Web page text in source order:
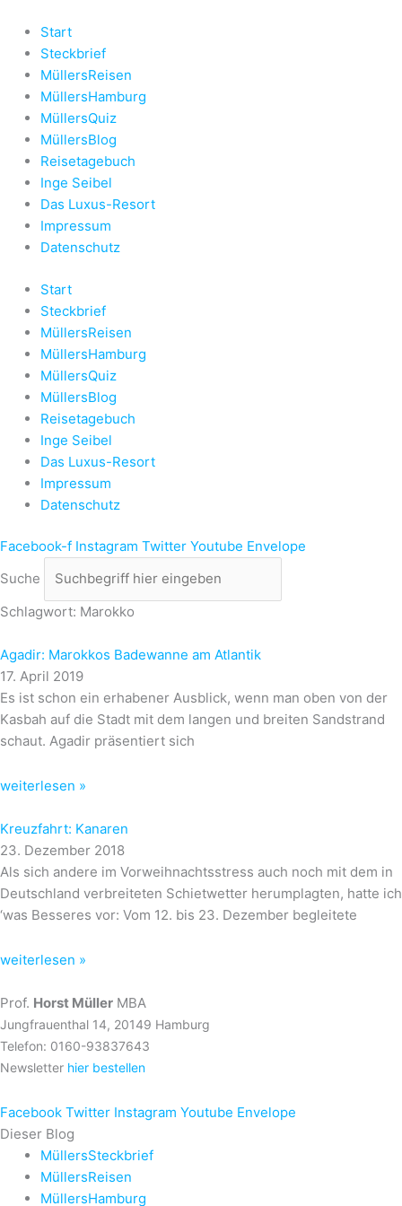
Inhalt
springen
Start
Steckbrief
MüllersReisen
MüllersHamburg
MüllersQuiz
MüllersBlog
Reisetagebuch
Inge Seibel
Das Luxus-Resort
Impressum
Datenschutz
Start
Steckbrief
MüllersReisen
MüllersHamburg
MüllersQuiz
MüllersBlog
Reisetagebuch
Inge Seibel
Das Luxus-Resort
Impressum
Datenschutz
Facebook-f Instagram Twitter Youtube Envelope
Suche
Schlagwort: Marokko
Agadir: Marokkos Badewanne am Atlantik
17. April 2019
Es ist schon ein erhabener Ausblick, wenn man oben von der
Kasbah auf die Stadt mit dem langen und breiten Sandstrand
schaut. Agadir präsentiert sich
weiterlesen »
Kreuzfahrt: Kanaren
23. Dezember 2018
Als sich andere im Vorweihnachtsstress auch noch mit dem in
Deutschland verbreiteten Schietwetter herumplagten, hatte ich
‘was Besseres vor: Vom 12. bis 23. Dezember begleitete
weiterlesen »
Prof. Horst Müller MBA
Jungfrauenthal 14, 20149 Hamburg
Telefon: 0160-93837643
Newsletter hier bestellen
Facebook Twitter Instagram Youtube Envelope
Dieser Blog
MüllersSteckbrief
MüllersReisen
MüllersHamburg